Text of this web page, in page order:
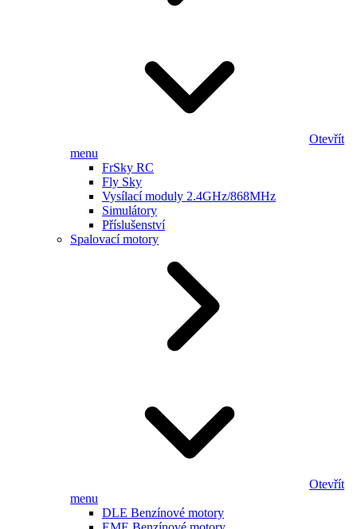
Otevřít
menu
FrSky RC
Fly Sky
Vysílací moduly 2.4GHz/868MHz
Simulátory
Příslušenství
Spalovací motory
Otevřít
menu
DLE Benzínové motory